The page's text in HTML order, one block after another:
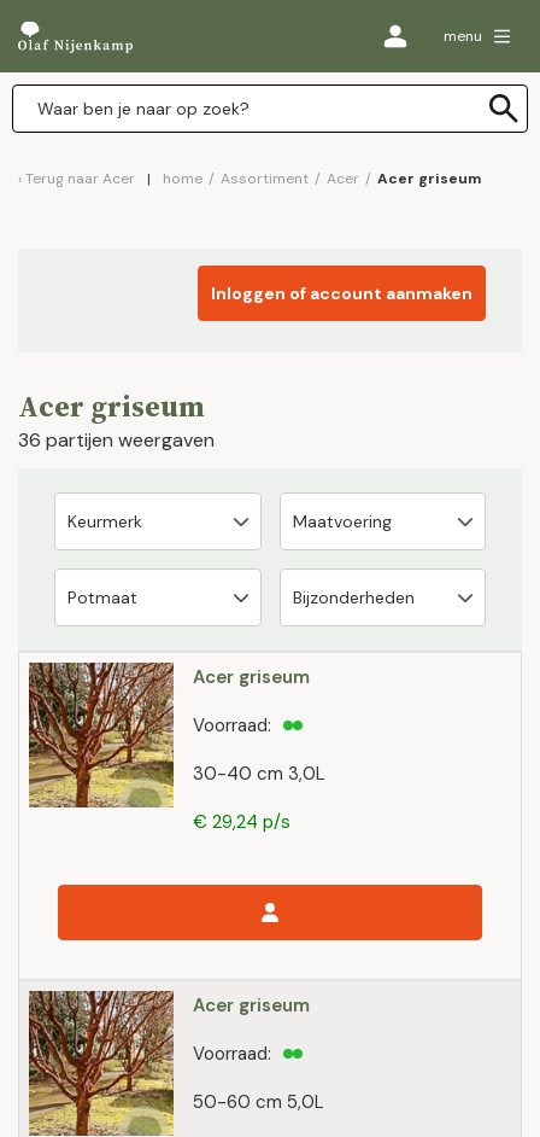
menu
Terug naar Acer home / Assortiment / Acer / Acer griseum
Inloggen of account aanmaken
Acer griseum
36 partijen weergaven
Acer griseum
30-40 cm 3,0L
Voorraad:
€ 29,24 p/s
Acer griseum
50-60 cm 5,0L
Voorraad: